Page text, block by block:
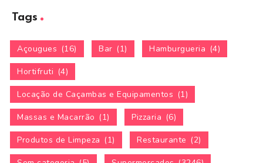
Tags
Açougues (16) Bar (1) Hamburgueria (4)
Hortifruti (4)
Locação de Caçambas e Equipamentos (1)
Massas e Macarrão (1) Pizzaria (6)
Produtos de Limpeza (1) Restaurante (2)